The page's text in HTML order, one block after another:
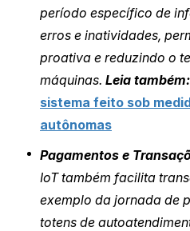
período específico de
erros e inatividades,
proativa e reduzindo o
máquinas. Leia também:
sistema feito sob
autônomas
Pagamentos e
IoT também facilita
exemplo da jornada de
totens de